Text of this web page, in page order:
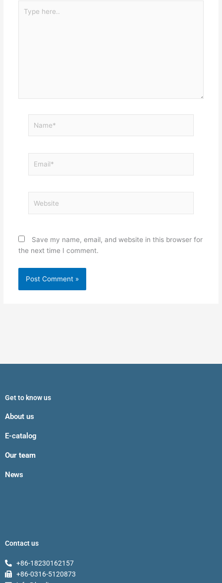
here..
Save my name, email, and website in this browser for
the next time I comment.
Get to know us
About us
E-catalog
Our team
News
Contact us
+86-18230162157
+86-0316-5120873